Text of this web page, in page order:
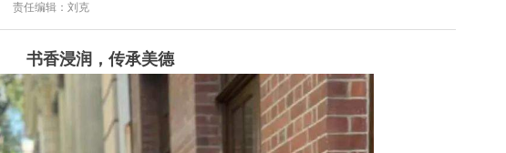
责任编辑：刘克
书香浸润，传承美德